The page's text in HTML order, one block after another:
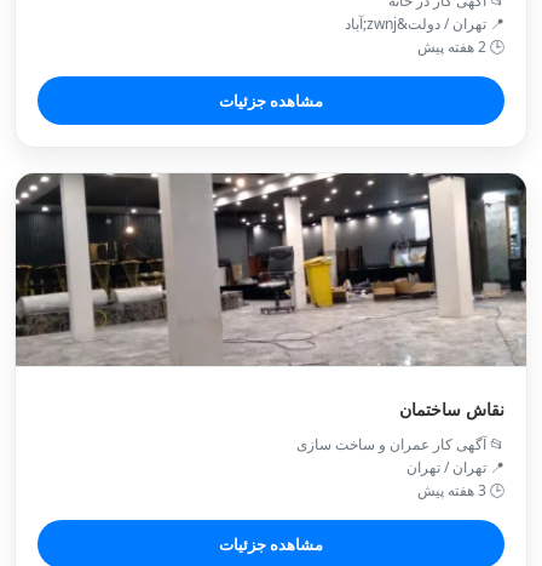
📍 تهران / دولت&zwnj;آباد
🕒 2 هفته پیش
مشاهده جزئیات
نقاش ساختمان
📂 آگهی کار عمران و ساخت سازی
📍 تهران / تهران
🕒 3 هفته پیش
مشاهده جزئیات